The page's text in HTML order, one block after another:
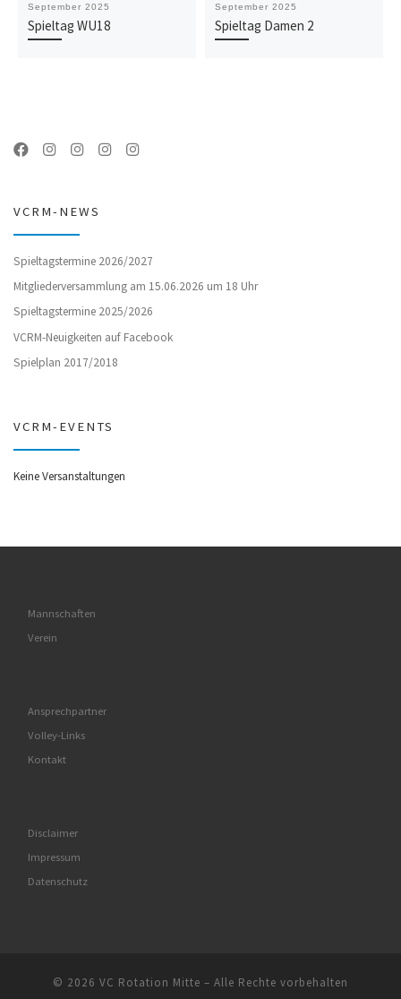
September 2025
Spieltag WU18
September 2025
Spieltag Damen 2
VCRM-NEWS
Spieltagstermine 2026/2027
Mitgliederversammlung am 15.06.2026 um 18 Uhr
Spieltagstermine 2025/2026
VCRM-Neuigkeiten auf Facebook
Spielplan 2017/2018
VCRM-EVENTS
Keine Versanstaltungen
Mannschaften
Verein
Ansprechpartner
Volley-Links
Kontakt
Disclaimer
Impressum
Datenschutz
© 2026 VC Rotation Mitte – Alle Rechte vorbehalten